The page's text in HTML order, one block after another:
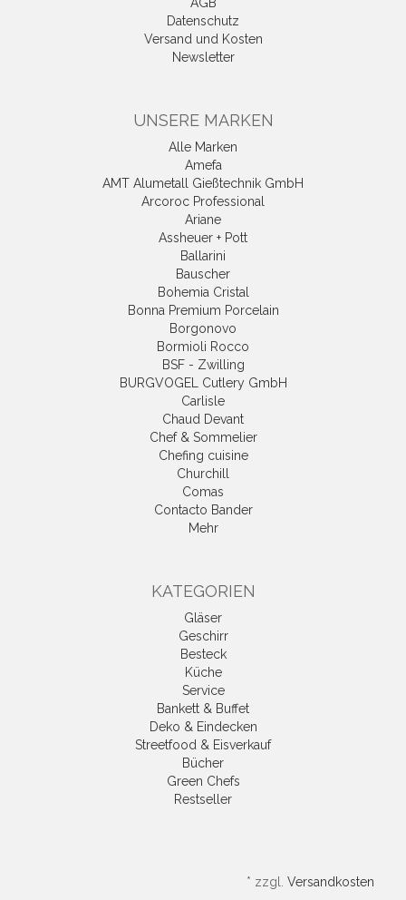
Datenschutz
Versand und Kosten
Newsletter
UNSERE MARKEN
Alle Marken
Amefa
AMT Alumetall Gießtechnik GmbH
Arcoroc Professional
Ariane
Assheuer + Pott
Ballarini
Bauscher
Bohemia Cristal
Bonna Premium Porcelain
Borgonovo
Bormioli Rocco
BSF - Zwilling
BURGVOGEL Cutlery GmbH
Carlisle
Chaud Devant
Chef & Sommelier
Chefing cuisine
Churchill
Comas
Contacto Bander
Mehr
KATEGORIEN
Gläser
Geschirr
Besteck
Küche
Service
Bankett & Buffet
Deko & Eindecken
Streetfood & Eisverkauf
Bücher
Green Chefs
Restseller
* zzgl. Versandkosten